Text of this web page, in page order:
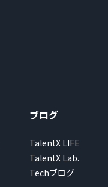
ブログ
TalentX LIFE
TalentX Lab.
Techブログ